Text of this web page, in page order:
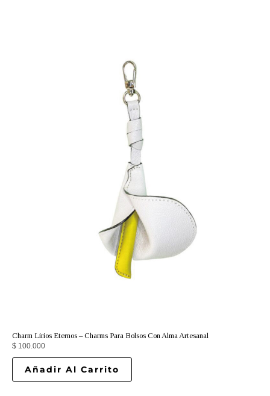
Charm Lirios Eternos – Charms Para Bolsos Con Alma Artesanal
$ 100.000
Añadir Al Carrito